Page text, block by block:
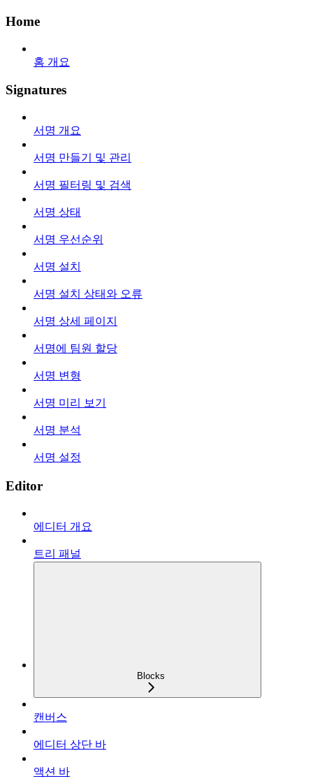
Home
홈 개요
Signatures
서명 개요
서명 만들기 및 관리
서명 필터링 및 검색
서명 상태
서명 우선순위
서명 설치
서명 설치 상태와 오류
서명 상세 페이지
서명에 팀원 할당
서명 변형
서명 미리 보기
서명 분석
서명 설정
Editor
에디터 개요
트리 패널
Blocks
캔버스
에디터 상단 바
액션 바